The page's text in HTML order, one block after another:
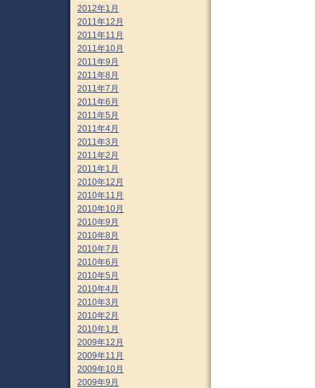
2012年1月
2011年12月
2011年11月
2011年10月
2011年9月
2011年8月
2011年7月
2011年6月
2011年5月
2011年4月
2011年3月
2011年2月
2011年1月
2010年12月
2010年11月
2010年10月
2010年9月
2010年8月
2010年7月
2010年6月
2010年5月
2010年4月
2010年3月
2010年2月
2010年1月
2009年12月
2009年11月
2009年10月
2009年9月